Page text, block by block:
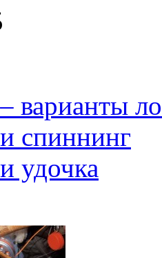
варианты
спиннинг
удочка